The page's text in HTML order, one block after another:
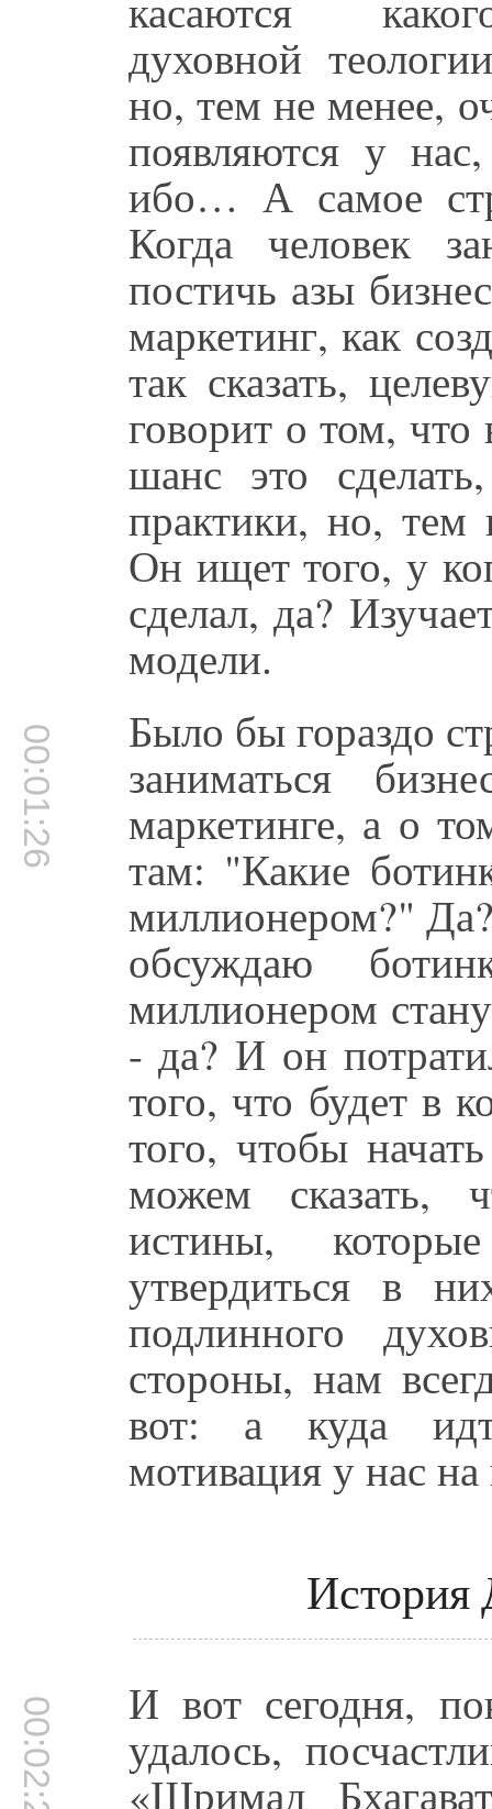
духовной
но, тем не менее,
появляются у
ибо… А самое
Когда человек
постичь азы
маркетинг, как
так сказать,
говорит о том,
шанс это
практики, но,
Он ищет того, у
сделал, да?
модели.
00:01:26 Было бы гораздо
заниматься
маркетинге, а о
там: "Какие
миллионером?"
обсуждаю
миллионером
- да? И он
того, что будет в
того, чтобы
можем сказать,
истины,
утвердиться в
подлинного
стороны, нам
вот: а куда
мотивация у нас
00:02:21 И вот сегодня,
удалось,
«Шримад